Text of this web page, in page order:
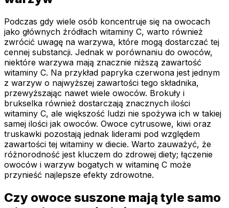
Podczas gdy wiele osób koncentruje się na owocach
jako głównych źródłach witaminy C, warto również
zwrócić uwagę na warzywa, które mogą dostarczać tej
cennej substancji. Jednak w porównaniu do owoców,
niektóre warzywa mają znacznie niższą zawartość
witaminy C. Na przykład papryka czerwona jest jednym
z warzyw o najwyższej zawartości tego składnika,
przewyższając nawet wiele owoców. Brokuły i
brukselka również dostarczają znacznych ilości
witaminy C, ale większość ludzi nie spożywa ich w takiej
samej ilości jak owoców. Owoce cytrusowe, kiwi oraz
truskawki pozostają jednak liderami pod względem
zawartości tej witaminy w diecie. Warto zauważyć, że
różnorodność jest kluczem do zdrowej diety; łączenie
owoców i warzyw bogatych w witaminę C może
przynieść najlepsze efekty zdrowotne.
Czy owoce suszone mają tyle samo